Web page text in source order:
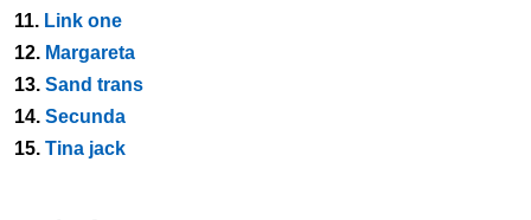
11. Link one
12. Margareta
13. Sand trans
14. Secunda
15. Tina jack